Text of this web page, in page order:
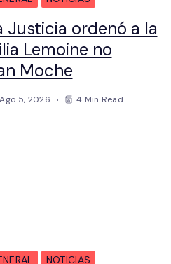
Justicia ordenó a la
Lemoine no
Moche
Ago 5, 2026 4 Min Read
NOTICIAS